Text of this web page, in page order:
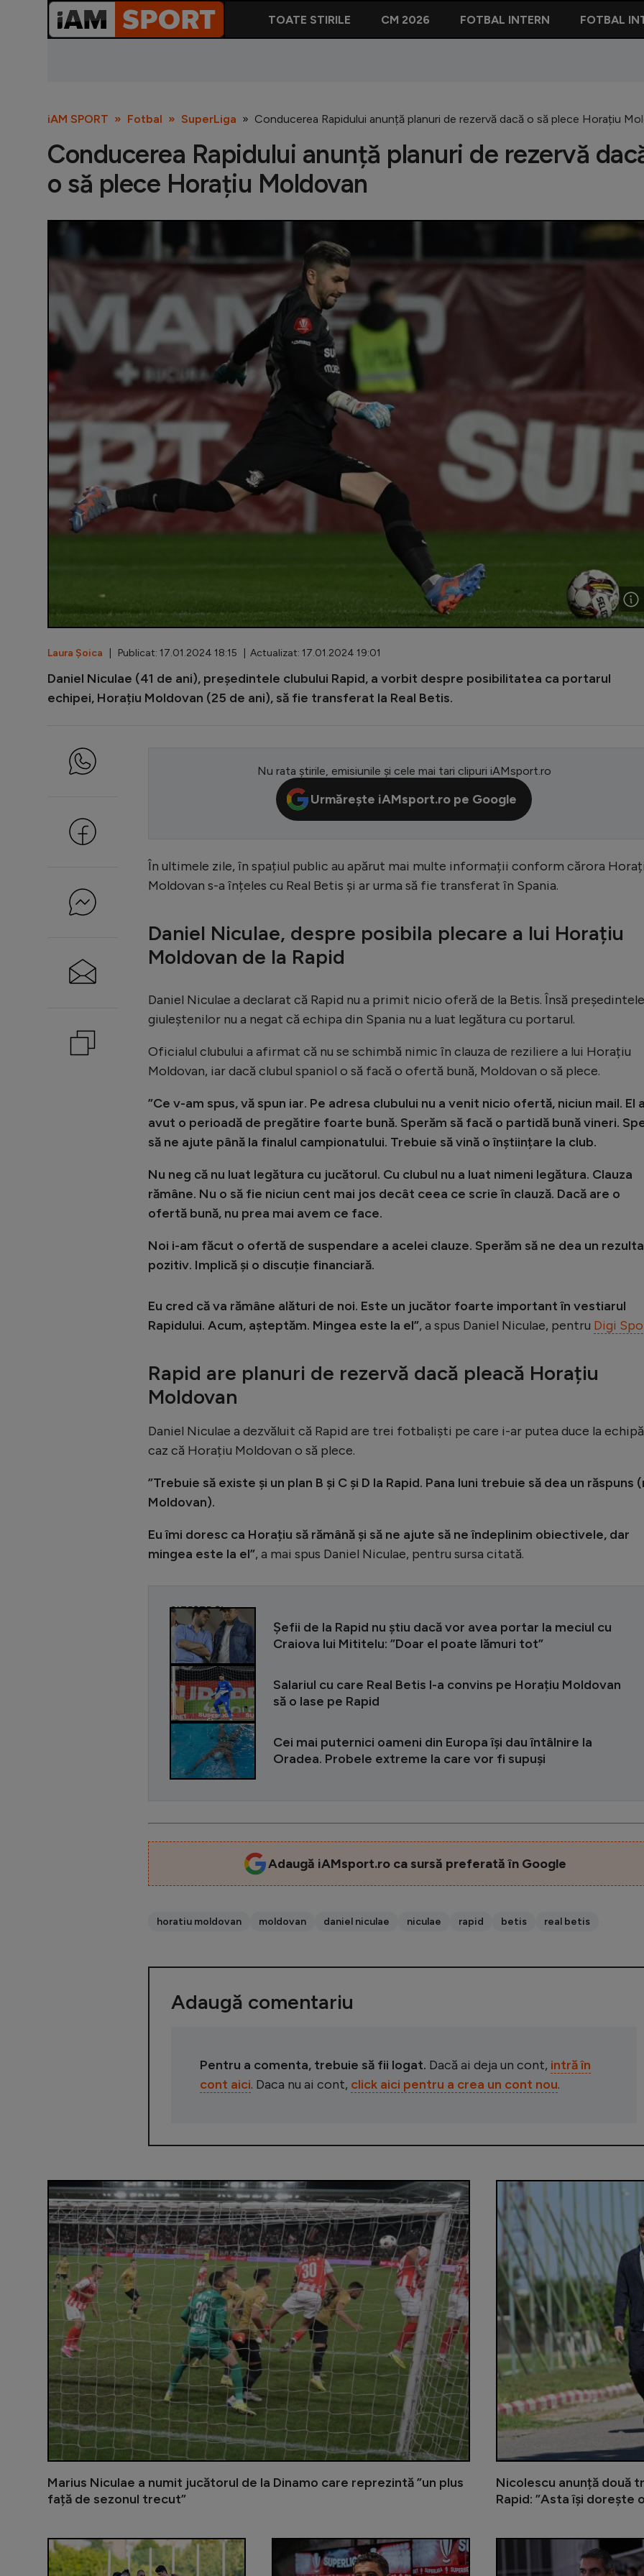
TOATE STIRILE CM 2026 FOTBAL INTERN FOTBAL
iAM SPORT Fotbal SuperLiga Conducerea Rapidului anunță planuri de rezervă dacă o să plece Horațiu
Conducerea Rapidului anunță planuri de rezervă
o să plece Horațiu Moldovan
Laura Șoica | Publicat: 17.01.2024 18:15 | Actualizat: 17.01.2024 19:01
Daniel Niculae (41 de ani), președintele clubului Rapid, a vorbit despre posibilitatea ca portarul
echipei, Horațiu Moldovan (25 de ani), să fie transferat la Real Betis.
Nu rata știrile, emisiunile și cele mai tari clipuri iAMsport.ro
Urmărește iAMsport.ro pe Google
În ultimele zile, în spațiul public au apărut mai multe informații conform cărora
Moldovan s-a înțeles cu Real Betis și ar urma să fie transferat în Spania.
Daniel Niculae, despre posibila plecare a lui Horațiu
Moldovan de la Rapid
Daniel Niculae a declarat că Rapid nu a primit nicio oferă de la Betis. Însă președintele
giuleștenilor nu a negat că echipa din Spania nu a luat legătura cu portarul.
Oficialul clubului a afirmat că nu se schimbă nimic în clauza de reziliere a lui Horațiu
Moldovan, iar dacă clubul spaniol o să facă o ofertă bună, Moldovan o să plece.
”Ce v-am spus, vă spun iar. Pe adresa clubului nu a venit nicio ofertă, niciun mail. El
avut o perioadă de pregătire foarte bună. Sperăm să facă o partidă bună vineri.
să ne ajute până la finalul campionatului. Trebuie să vină o înștiințare la club.
Nu neg că nu luat legătura cu jucătorul. Cu clubul nu a luat nimeni legătura. Clauza
rămâne. Nu o să fie niciun cent mai jos decât ceea ce scrie în clauză. Dacă are o
ofertă bună, nu prea mai avem ce face.
Noi i-am făcut o ofertă de suspendare a acelei clauze. Sperăm să ne dea un
pozitiv. Implică și o discuție financiară.
Eu cred că va rămâne alături de noi. Este un jucător foarte important în vestiarul
Rapidului. Acum, așteptăm. Mingea este la el”, a spus Daniel Niculae, pentru Digi
Rapid are planuri de rezervă dacă pleacă Horațiu
Moldovan
Daniel Niculae a dezvăluit că Rapid are trei fotbaliști pe care i-ar putea duce la
caz că Horațiu Moldovan o să plece.
”Trebuie să existe și un plan B și C și D la Rapid. Pana luni trebuie să dea un răspuns
Moldovan).
Eu îmi doresc ca Horațiu să rămână și să ne ajute să ne îndeplinim obiectivele, dar
mingea este la el”, a mai spus Daniel Niculae, pentru sursa citată.
CITEȘTE ȘI
Șefii de la Rapid nu știu dacă vor avea portar la meciul cu
Craiova lui Mititelu: ”Doar el poate lămuri tot”
Salariul cu care Real Betis l-a convins pe Horațiu Moldovan
să o lase pe Rapid
Cei mai puternici oameni din Europa își dau întâlnire la
Oradea. Probele extreme la care vor fi supuși
Adaugă iAMsport.ro ca sursă preferată în Google
horatiu moldovan moldovan daniel niculae niculae rapid betis real betis
Adaugă comentariu
Pentru a comenta, trebuie să fii logat. Dacă ai deja un cont, intră în
cont aici. Daca nu ai cont, click aici pentru a crea un cont nou.
Marius Niculae a numit jucătorul de la Dinamo care reprezintă ”un plus
față de sezonul trecut”
Nicolescu anunță două
Rapid: ”Asta își dorește
Florin Prunea, avertisment pentru